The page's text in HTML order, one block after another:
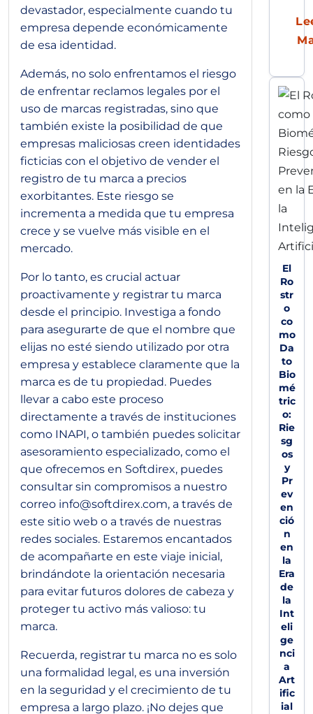
devastador, especialmente cuando tu
empresa depende económicamente
de esa identidad.
Además, no solo enfrentamos el riesgo
de enfrentar reclamos legales por el
uso de marcas registradas, sino que
también existe la posibilidad de que
empresas maliciosas creen identidades
ficticias con el objetivo de vender el
registro de tu marca a precios
exorbitantes. Este riesgo se
incrementa a medida que tu empresa
crece y se vuelve más visible en el
mercado.
Por lo tanto, es crucial actuar
proactivamente y registrar tu marca
desde el principio. Investiga a fondo
para asegurarte de que el nombre que
elijas no esté siendo utilizado por otra
empresa y establece claramente que la
marca es de tu propiedad. Puedes
llevar a cabo este proceso
directamente a través de instituciones
como INAPI, o también puedes solicitar
asesoramiento especializado, como el
que ofrecemos en Softdirex, puedes
consultar sin compromisos a nuestro
correo info@softdirex.com, a través de
este sitio web o a través de nuestras
redes sociales. Estaremos encantados
de acompañarte en este viaje inicial,
brindándote la orientación necesaria
para evitar futuros dolores de cabeza y
proteger tu activo más valioso: tu
marca.
Recuerda, registrar tu marca no es solo
una formalidad legal, es una inversión
en la seguridad y el crecimiento de tu
empresa a largo plazo. ¡No dejes que
El
Ro
str
o
co
mo
Da
to
Bio
mé
tric
o:
Rie
sg
os
y
Pr
ev
en
ció
n
en
la
Era
de
la
Int
eli
ge
nci
a
Art
ific
ial